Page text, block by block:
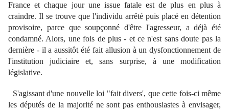
France et chaque jour une issue fatale est de plus en plus à
craindre. Il se trouve que l'individu arrêté puis placé en détention
provisoire, parce que soupçonné d'être l'agresseur, a déjà été
condamné. Alors, une fois de plus - et ce n'est sans doute pas la
dernière - il a aussitôt été fait allusion à un dysfonctionnement de
l'institution judiciaire et, sans surprise, à une modification
législative.
S'agissant d'une nouvelle loi "fait divers', que cette fois-ci même
les députés de la majorité ne sont pas enthousiastes à envisager,